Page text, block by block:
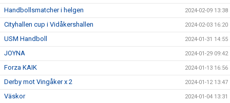
Handbollsmatcher i helgen 2024-02-09 13:38
Cityhallen cup i Vidåkershallen 2024-02-03 16:20
USM Handboll 2024-01-31 14:55
JOYNA 2024-01-29 09:42
Forza KAIK 2024-01-13 16:56
Derby mot Vingåker x 2 2024-01-12 13:47
Väskor 2024-01-04 13:31